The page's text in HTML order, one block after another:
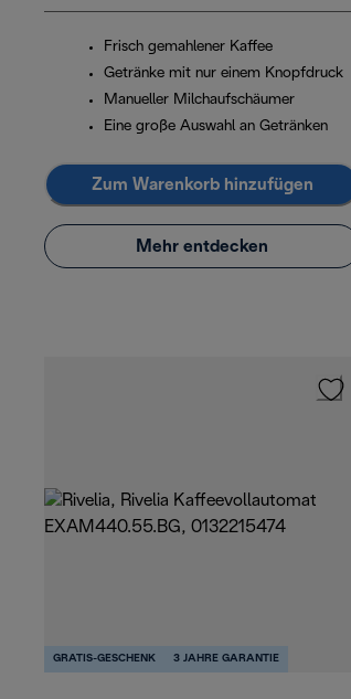
Frisch gemahlener Kaffee
Getränke mit nur einem Knopfdruck
Manueller Milchaufschäumer
Eine große Auswahl an Getränken
Zum Warenkorb hinzufügen
Mehr entdecken
GRATIS-GESCHENK 3 JAHRE GARANTIE